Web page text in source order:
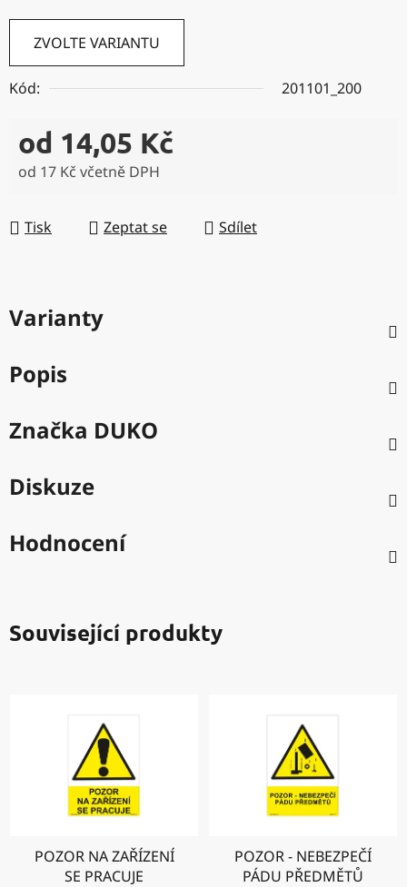
ZVOLTE VARIANTU
Kód: 201101_200
od 14,05 Kč
od 17 Kč včetně DPH
Tisk
Zeptat se Sdílet
Varianty
Popis
Značka DUKO
Diskuze
Hodnocení
Související produkty
POZOR NA ZAŘÍZENÍ
SE PRACUJE
POZOR - NEBEZPEČÍ
PÁDU PŘEDMĚTŮ